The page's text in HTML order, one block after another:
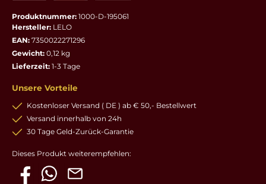
Produktnummer: 1000-D-195061
Hersteller: LELO
EAN: 7350022271296
Gewicht: 0,12 kg
Lieferzeit: 1-3 Tage
Unsere Vorteile
Kostenloser Versand ( DE ) ab € 50,- Bestellwert
Versand innerhalb von 24h
30 Tage Geld-Zurück-Garantie
Dieses Produkt weiterempfehlen: